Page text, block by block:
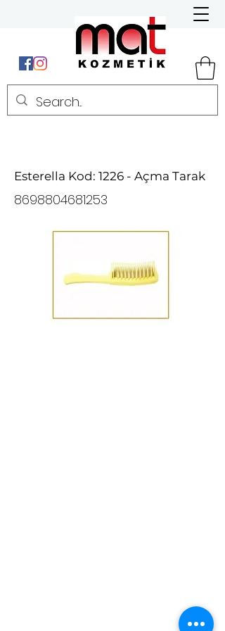
Esterella Kod: 1226 - Açma Tarak
8698804681253